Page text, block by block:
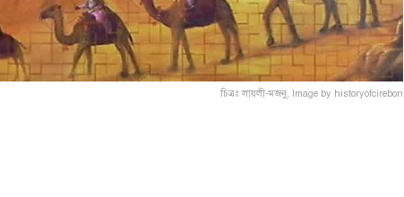
চিত্রঃ লায়লী-মজনু, Image by historyofcirebon